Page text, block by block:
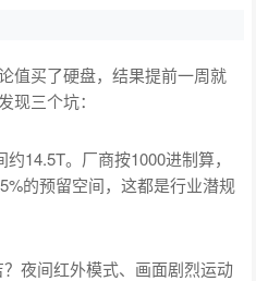
值买了硬盘，结果提前一周就
现三个坑：
14.5T。厂商按1000进制算，
的预留空间，这都是行业潜规
夜间红外模式、画面剧烈运动